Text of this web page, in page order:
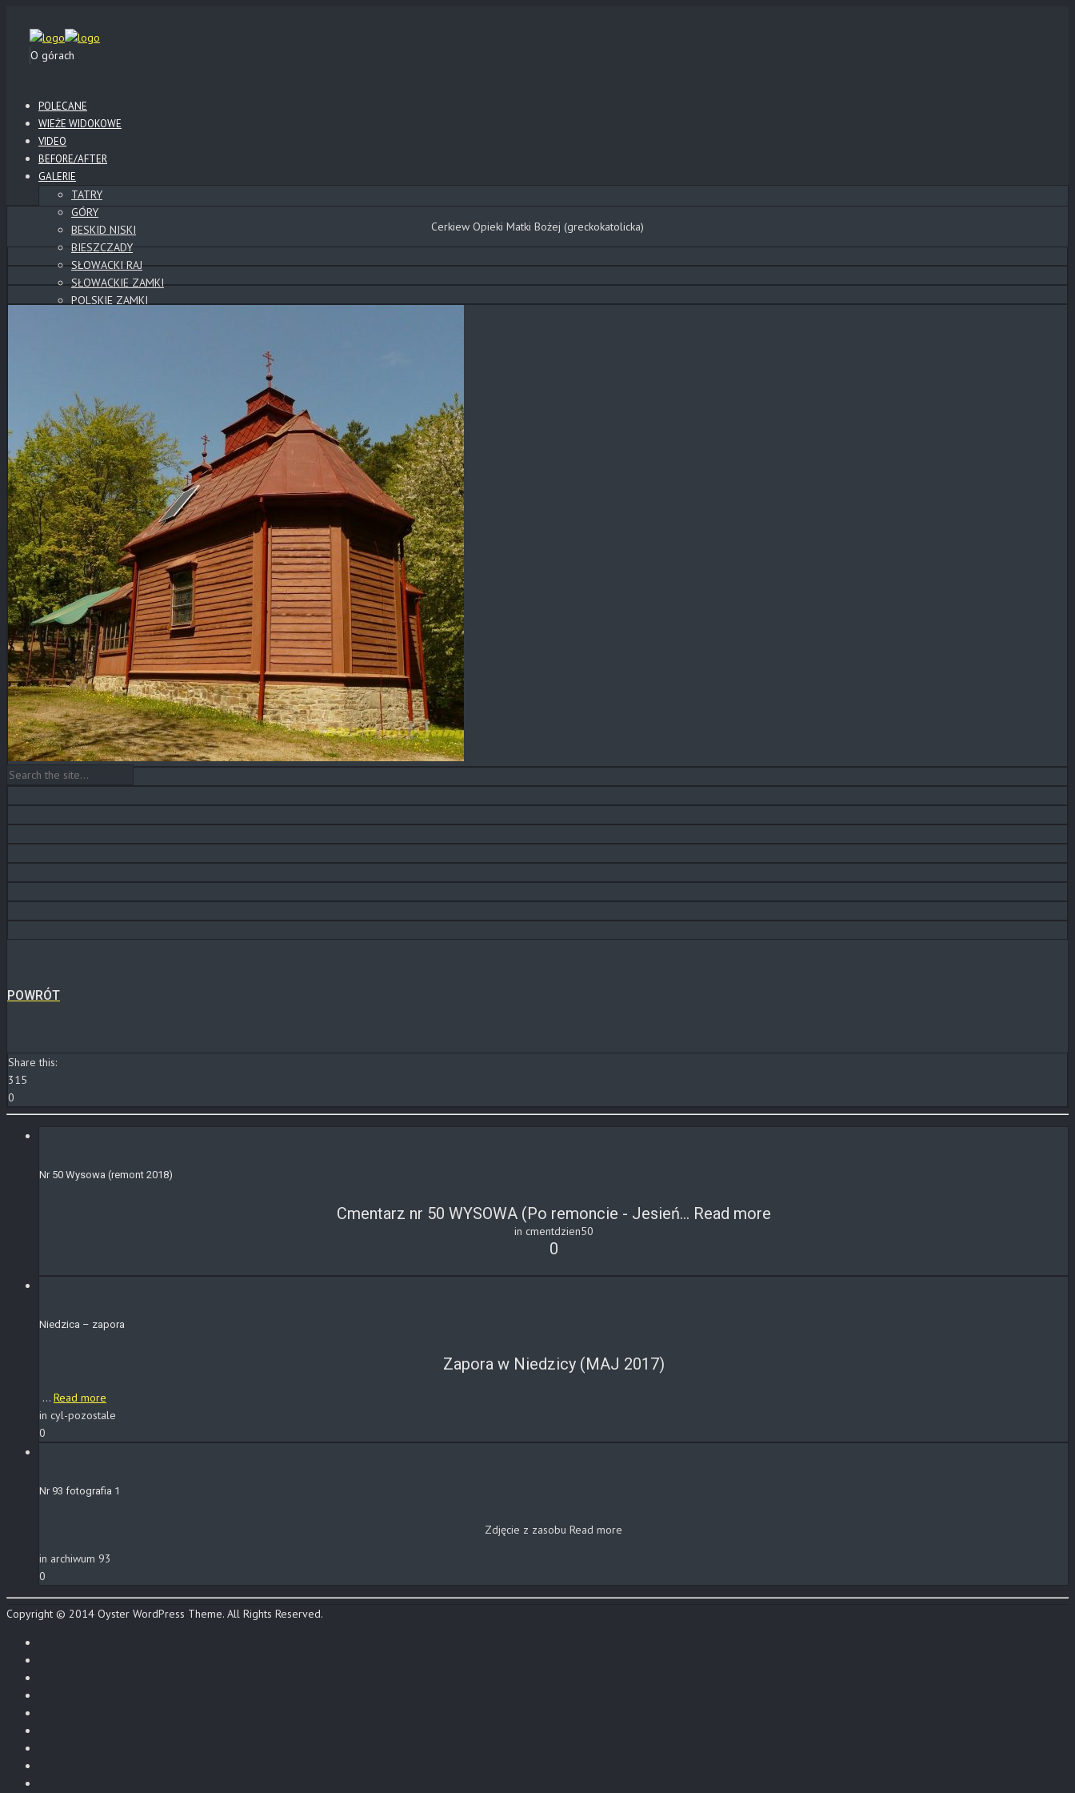
O górach
POLECANE
WIEŻE WIDOKOWE
VIDEO
BEFORE/AFTER
GALERIE
TATRY
GÓRY
BESKID NISKI
BIESZCZADY
SŁOWACKI RAJ
SŁOWACKIE ZAMKI
POLSKIE ZAMKI
CMENTARZE
POCZTÓWKI
POZOSTAŁE
KOPALNIE ROPY
KOLEJ
NOCNE
WYSOWA
GORLICE
CMENTARZE
POZOSTAŁE
PANORAMY
PANORAMY CYLINDRYCZNE
CMENTARZE
SŁOWACKIE ZAMKI
WYSOWA
BESKID NISKI
GÓRY
TATRY
POZOSTAŁE
Blog
KONTAKT
Cerkiew Opieki Matki Bożej (greckokatolicka)
POWRÓT
Share this:
315
0
Nr 50 Wysowa (remont 2018)
Cmentarz nr 50 WYSOWA (Po remoncie - Jesień... Read more
in cmentdzien50
0
Niedzica – zapora
Zapora w Niedzicy (MAJ 2017)
... Read more
in cyl-pozostale
0
Nr 93 fotografia 1
Zdjęcie z zasobu Read more
in archiwum 93
0
Copyright © 2014 Oyster WordPress Theme. All Rights Reserved.